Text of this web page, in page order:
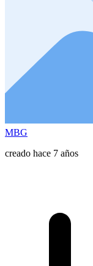
MBG
creado hace 7 años